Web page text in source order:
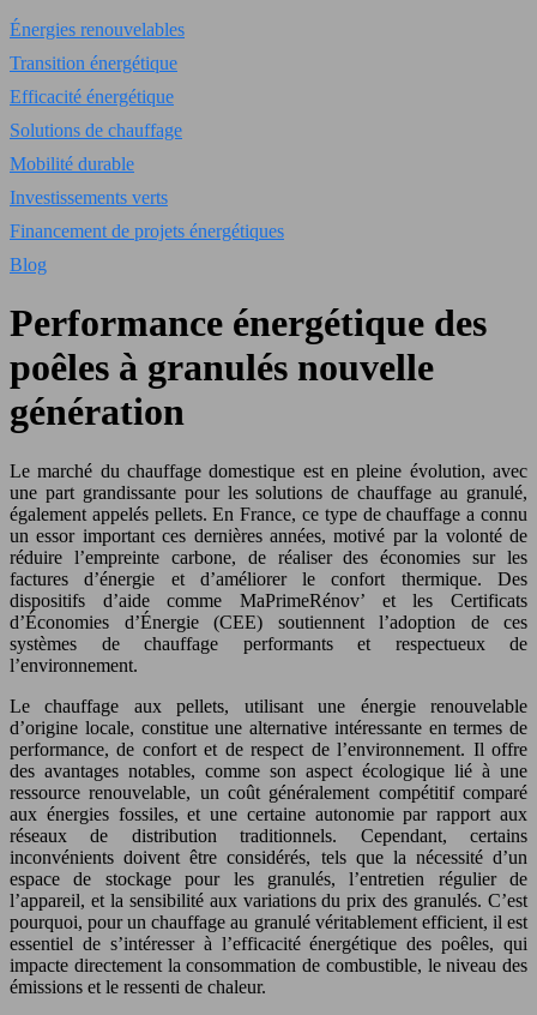
Énergies renouvelables
Transition énergétique
Efficacité énergétique
Solutions de chauffage
Mobilité durable
Investissements verts
Financement de projets énergétiques
Blog
Performance énergétique des
poêles à granulés nouvelle
génération
Le marché du chauffage domestique est en pleine évolution, avec
une part grandissante pour les solutions de chauffage au granulé,
également appelés pellets. En France, ce type de chauffage a connu
un essor important ces dernières années, motivé par la volonté de
réduire l’empreinte carbone, de réaliser des économies sur les
factures d’énergie et d’améliorer le confort thermique. Des
dispositifs d’aide comme MaPrimeRénov’ et les Certificats
d’Économies d’Énergie (CEE) soutiennent l’adoption de ces
systèmes de chauffage performants et respectueux de
l’environnement.
Le chauffage aux pellets, utilisant une énergie renouvelable
d’origine locale, constitue une alternative intéressante en termes de
performance, de confort et de respect de l’environnement. Il offre
des avantages notables, comme son aspect écologique lié à une
ressource renouvelable, un coût généralement compétitif comparé
aux énergies fossiles, et une certaine autonomie par rapport aux
réseaux de distribution traditionnels. Cependant, certains
inconvénients doivent être considérés, tels que la nécessité d’un
espace de stockage pour les granulés, l’entretien régulier de
l’appareil, et la sensibilité aux variations du prix des granulés. C’est
pourquoi, pour un chauffage au granulé véritablement efficient, il est
essentiel de s’intéresser à l’efficacité énergétique des poêles, qui
impacte directement la consommation de combustible, le niveau des
émissions et le ressenti de chaleur.